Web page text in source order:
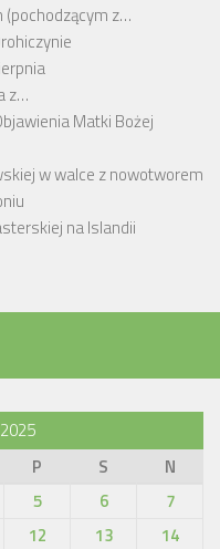
(pochodzącym z…
z…
Matki Bożej
w walce z nowotworem
na Islandii
P S
N
5 6
7
12 13
14